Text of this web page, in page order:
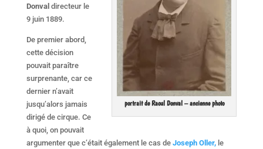
portrait de Raoul Donval – ancienne photo
Donval directeur le
9 juin 1889.
De premier abord,
cette décision
pouvait paraître
surprenante, car ce
dernier n’avait
jusqu’alors jamais
dirigé de cirque. Ce
à quoi, on pouvait
argumenter que c’était également le cas de Joseph Oller,le